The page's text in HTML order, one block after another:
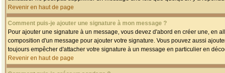
Revenir en haut de page
Comment puis-je ajouter une signature à mon message ?
Pour ajouter une signature à un message, vous devez d'abord en créer une, en
composition d'un message pour ajouter votre signature. Vous pouvez aussi
toujours empêcher d'attacher votre signature à un message en particulier en
Revenir en haut de page